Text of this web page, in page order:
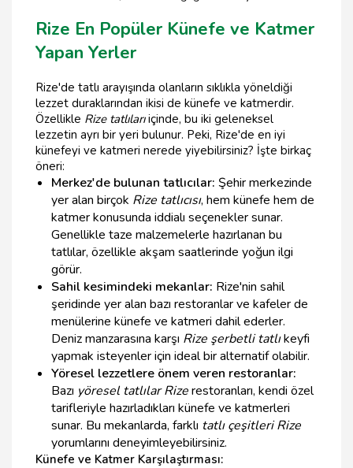
Rize En Popüler Künefe ve Katmer
Yapan Yerler
Rize'de tatlı arayışında olanların sıklıkla yöneldiği
lezzet duraklarından ikisi de künefe ve katmerdir.
Özellikle Rize tatlılarıiçinde, bu iki geleneksel
lezzetin ayrı bir yeri bulunur. Peki, Rize'de en iyi
künefeyi ve katmeri nerede yiyebilirsiniz? İşte birkaç
öneri:
Merkez'de bulunan tatlıcılar: Şehir merkezinde
yer alan birçok Rize tatlıcısı, hem künefe hem de
katmer konusunda iddialı seçenekler sunar.
Genellikle taze malzemelerle hazırlanan bu
tatlılar, özellikle akşam saatlerinde yoğun ilgi
görür.
Sahil kesimindeki mekanlar: Rize'nin sahil
şeridinde yer alan bazı restoranlar ve kafeler de
menülerine künefe ve katmeri dahil ederler.
Deniz manzarasına karşı Rize şerbetli tatlıkeyfi
yapmak isteyenler için ideal bir alternatif olabilir.
Yöresel lezzetlere önem veren restoranlar:
Bazı yöresel tatlılar Rizerestoranları, kendi özel
tarifleriyle hazırladıkları künefe ve katmerleri
sunar. Bu mekanlarda, farklı tatlı çeşitleri Rize
yorumlarını deneyimleyebilirsiniz.
Künefe ve Katmer Karşılaştırması: